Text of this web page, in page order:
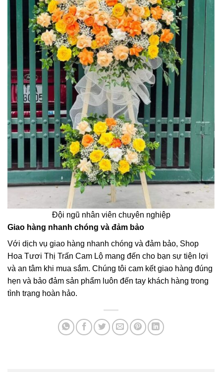
Đội ngũ nhân viên chuyên nghiệp
Giao hàng nhanh chóng và đảm bảo
Với dịch vụ giao hàng nhanh chóng và đảm bảo, Shop
Hoa Tươi Thị Trấn Cam Lộ mang đến cho bạn sự tiện lợi
và an tâm khi mua sắm. Chúng tôi cam kết giao hàng đúng
hẹn và bảo đảm sản phẩm luôn đến tay khách hàng trong
tình trạng hoàn hảo.